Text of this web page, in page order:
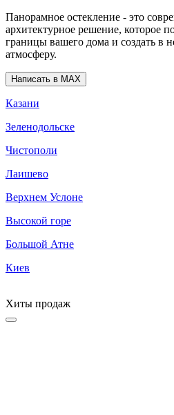
Панорамное остекление - это
архитектурное решение, которое
границы вашего дома и создать в
атмосферу.
Написать в MAX
Казани
Зеленодольске
Чистополи
Лаишево
Верхнем Услоне
Высокой горе
Большой Атне
Киев
Хиты продаж